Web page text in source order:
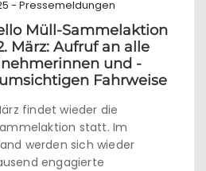
- Pressemeldungen
Müll-Sammelaktion
März: Aufruf an alle
und -
Fahrweise
findet wieder die
statt. Im
werden sich wieder
engagierte